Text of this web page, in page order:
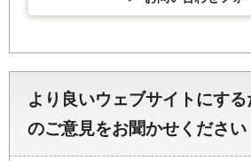
より良いウェブサイトにす
のご意見をお聞かせください